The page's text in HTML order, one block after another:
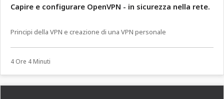
Capire e configurare OpenVPN - in sicurezza nella rete.
Principi della VPN e creazione di una VPN personale
4 Ore 4 Minuti